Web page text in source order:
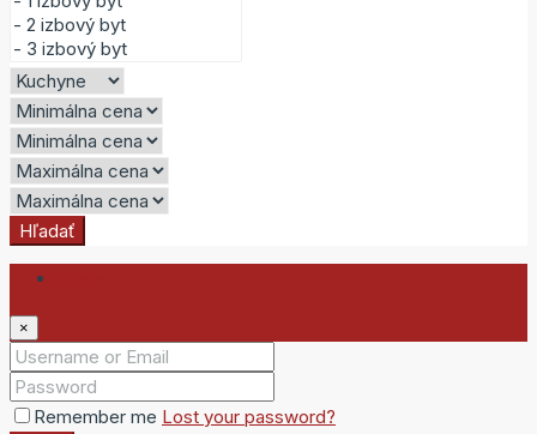
Hľadať
×
Remember me Lost your password?